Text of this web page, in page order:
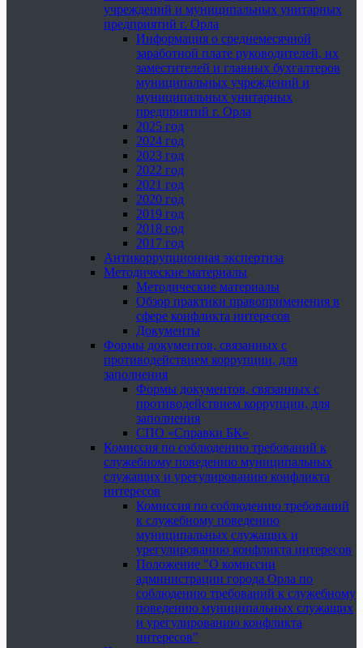
учреждений и муниципальных унитарных
предприятий г. Орла
Информация о среднемесячной
заработной плате руководителей, их
заместителей и главных бухгалтеров
муниципальных учреждений и
муниципальных унитарных
предприятий г. Орла
2025 год
2024 год
2023 год
2022 год
2021 год
2020 год
2019 год
2018 год
2017 год
Антикоррупционная экспертиза
Методические материалы
Методические материалы
Обзор практики правоприменения в
сфере конфликта интересов
Документы
Формы документов, связанных с
противодействием коррупции, для
заполнения
Формы документов, связанных с
противодействием коррупции, для
заполнения
СПО «Справки БК»
Комиссия по соблюдению требований к
служебному поведению муниципальных
служащих и урегулированию конфликта
интересов
Комиссия по соблюдению требований
к служебному поведению
муниципальных служащих и
урегулированию конфликта интересов
Положение "О комиссии
администрации города Орла по
соблюдению требований к служебному
поведению муниципальных служащих
и урегулированию конфликта
интересов"